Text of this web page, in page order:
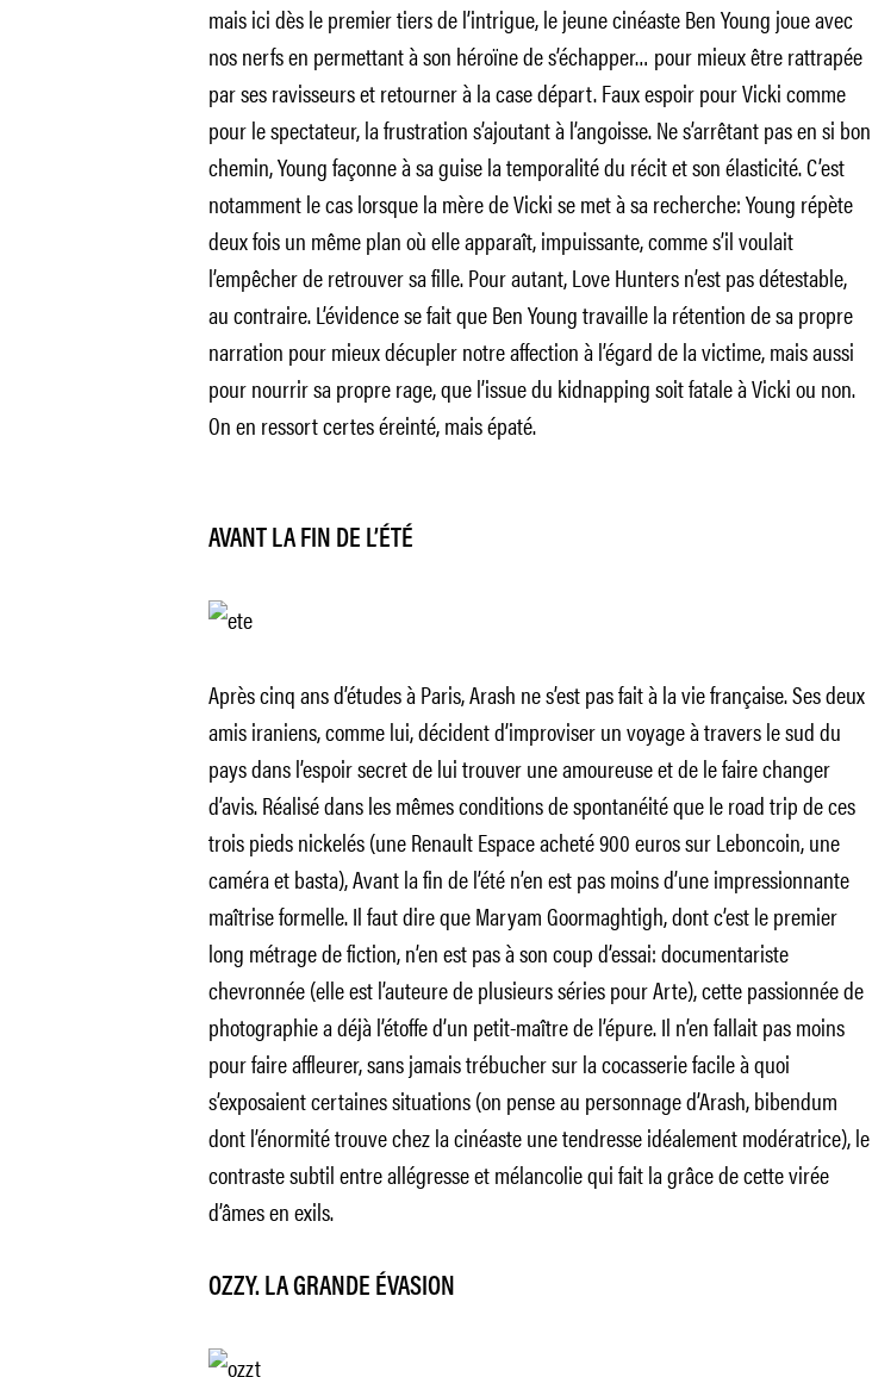
mais ici dès le premier tiers de l’intrigue, le jeune cinéaste Ben Young joue avec
nos nerfs en permettant à son héroïne de s’échapper… pour mieux être rattrapée
par ses ravisseurs et retourner à la case départ. Faux espoir pour Vicki comme
pour le spectateur, la frustration s’ajoutant à l’angoisse. Ne s’arrêtant pas en si bon
chemin, Young façonne à sa guise la temporalité du récit et son élasticité. C’est
notamment le cas lorsque la mère de Vicki se met à sa recherche: Young répète
deux fois un même plan où elle apparaît, impuissante, comme s’il voulait
l’empêcher de retrouver sa fille. Pour autant, Love Hunters n’est pas détestable,
au contraire. L’évidence se fait que Ben Young travaille la rétention de sa propre
narration pour mieux décupler notre affection à l’égard de la victime, mais aussi
pour nourrir sa propre rage, que l’issue du kidnapping soit fatale à Vicki ou non.
On en ressort certes éreinté, mais épaté.
AVANT LA FIN DE L’ÉTÉ
Après cinq ans d’études à Paris, Arash ne s’est pas fait à la vie française. Ses deux
amis iraniens, comme lui, décident d’improviser un voyage à travers le sud du
pays dans l’espoir secret de lui trouver une amoureuse et de le faire changer
d’avis. Réalisé dans les mêmes conditions de spontanéité que le road trip de ces
trois pieds nickelés (une Renault Espace acheté 900 euros sur Leboncoin, une
caméra et basta), Avant la fin de l’été n’en est pas moins d’une impressionnante
maîtrise formelle. Il faut dire que Maryam Goormaghtigh, dont c’est le premier
long métrage de fiction, n’en est pas à son coup d’essai: documentariste
chevronnée (elle est l’auteure de plusieurs séries pour Arte), cette passionnée de
photographie a déjà l’étoffe d’un petit-maître de l’épure. Il n’en fallait pas moins
pour faire affleurer, sans jamais trébucher sur la cocasserie facile à quoi
s’exposaient certaines situations (on pense au personnage d’Arash, bibendum
dont l’énormité trouve chez la cinéaste une tendresse idéalement modératrice), le
contraste subtil entre allégresse et mélancolie qui fait la grâce de cette virée
d’âmes en exils.
OZZY. LA GRANDE ÉVASION